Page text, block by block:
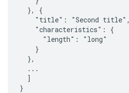
  }, {
    "title": "Second title",
    "characteristics": {
      "length": "long"
    }
  },
  ...
  ]
}